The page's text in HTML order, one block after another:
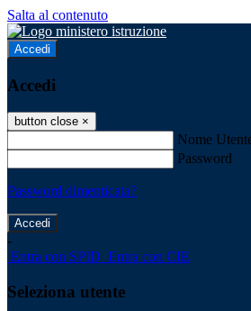
Salta al contenuto
Accedi
Accedi
button close ×
Nome
Password
Password dimenticata?
-
Entra con SPID Entra con CIE
Seleziona utente